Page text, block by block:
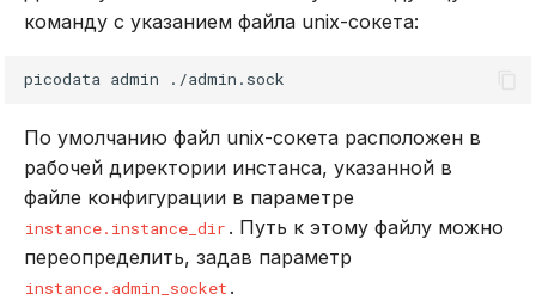
команду с указанием файла unix-сокета:
picodata admin
По умолчанию файл unix-сокета расположен в
рабочей директории инстанса, указанной в
файле конфигурации в параметре
instance.instance_dir . Путь к этому файлу можно
переопределить, задав параметр
instance.admin_socket .